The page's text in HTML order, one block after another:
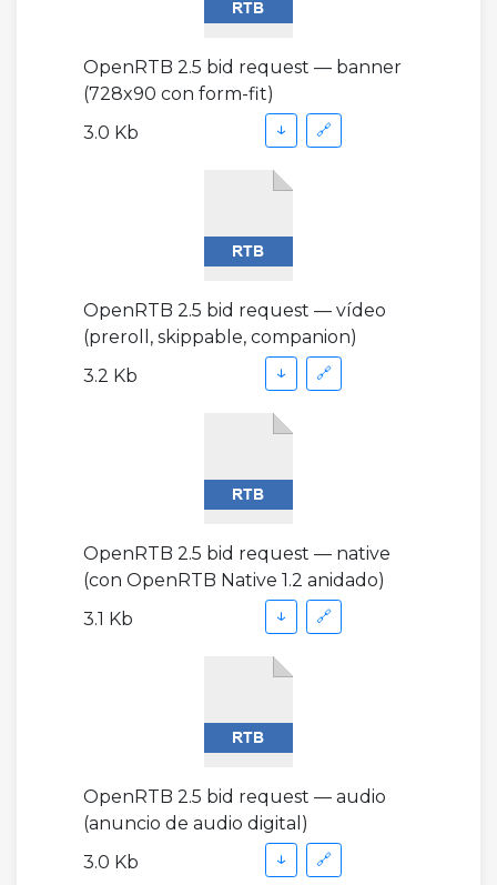
OpenRTB 2.5 bid request — banner
(728x90 con form-fit)
3.0 Kb
↓ 🔗
OpenRTB 2.5 bid request — vídeo
(preroll, skippable, companion)
3.2 Kb
↓ 🔗
OpenRTB 2.5 bid request — native
(con OpenRTB Native 1.2 anidado)
3.1 Kb
↓ 🔗
OpenRTB 2.5 bid request — audio
(anuncio de audio digital)
3.0 Kb
↓ 🔗